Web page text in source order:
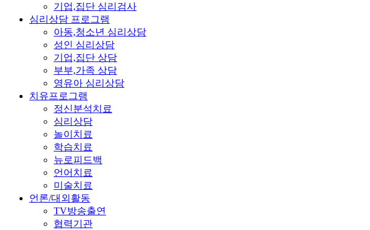
기업,집단 심리검사
심리상담 프로그램
아동,청소년 심리상담
성인 심리상담
기업,집단 상담
부부,가족 상담
영유아 심리상담
치유프로그램
정신분석치료
심리상담
놀이치료
학습치료
뉴로피드백
언어치료
미술치료
언론/대외활동
TV방송출연
협력기관